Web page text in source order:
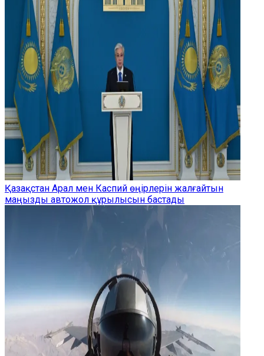
Қазақстан Арал мен Каспий өңірлерін жалғайтын
маңызды автожол құрылысын бастады